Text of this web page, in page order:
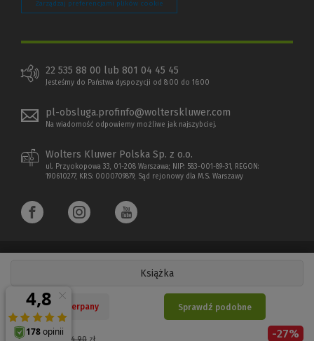
Książka
Cena regularna: 44,90zł -27%
Nakład wyczerpany Sprawdź podobne
Zarządzaj preferencjami plików cookie
22 535 88 00 lub 801 04 45 45
Jesteśmy do Państwa dyspozycji od 8:00 do 16:00
pl-obsluga.profinfo@wolterskluwer.com
Na wiadomość odpowiemy możliwe jak najszybciej.
Wolters Kluwer Polska Sp. z o.o.
ul. Przyokopowa 33, 01-208 Warszawa; NIP: 583-001-89-31, REGON:
190610277, KRS: 0000709879, Sąd rejonowy dla M.S. Warszawy
Copyright 1997 - 2026 Wolters Kluwer Polska Sp. z o.o.
Płatności elektroniczne
(Nowe
(Link